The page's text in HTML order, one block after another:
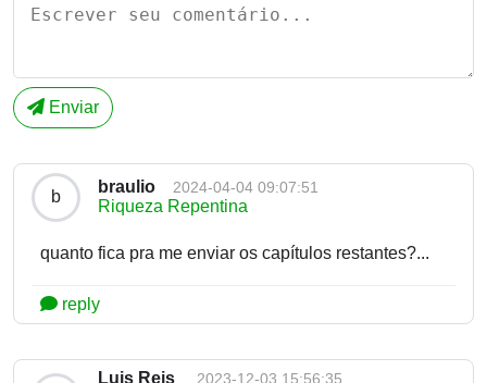
Enviar
b
braulio 2024-04-04 09:07:51
Riqueza Repentina
quanto fica pra me enviar os capítulos restantes?...
reply
Luis Reis 2023-12-03 15:56:35